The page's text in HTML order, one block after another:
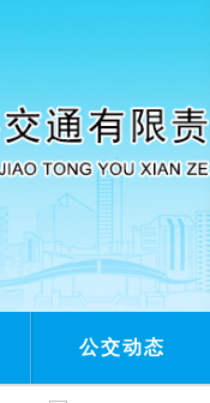
公交动态